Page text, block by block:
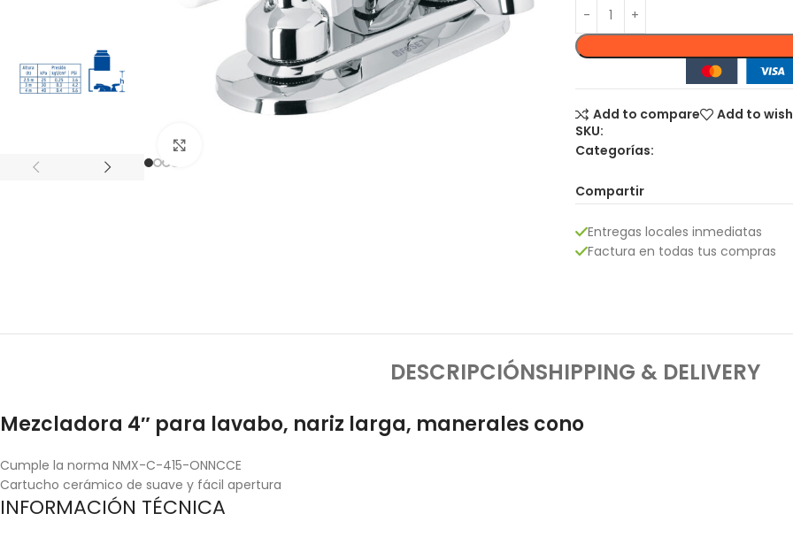
Add to compare
Add to
SKU:
Categorías:
Compartir
Entregas locales inmediatas
Factura en todas tus compras
DESCRIPCIÓNSHIPPING & DELIVERY
Mezcladora 4″ para lavabo, nariz larga, manerales cono
Cumple la norma NMX-C-415-ONNCCE
Cartucho cerámico de suave y fácil apertura
INFORMACIÓN TÉCNICA